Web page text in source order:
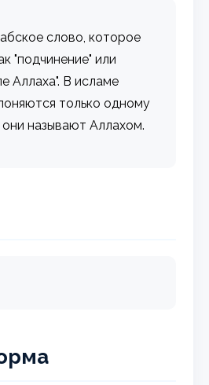
слово, которое
"подчинение" или
Аллаха". В исламе
только одному
они называют Аллахом.